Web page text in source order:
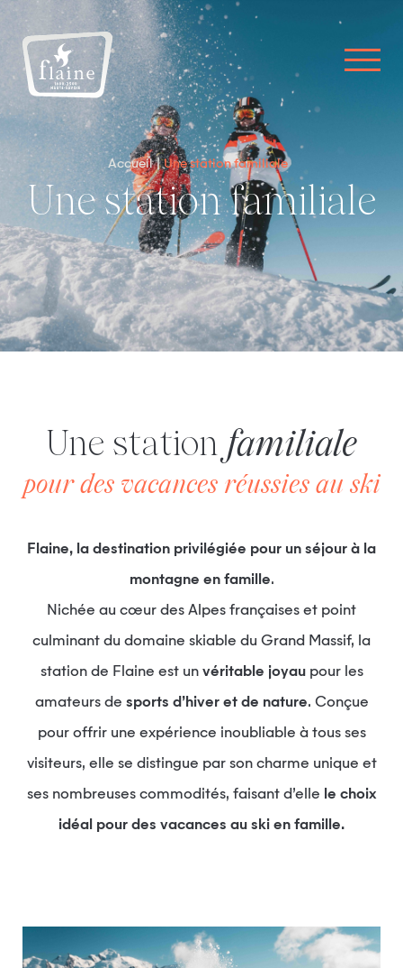
Accueil Une station familiale
Une station familiale
Une station familiale
pour des vacances réussies au ski
Flaine, la destination privilégiée pour un séjour à la
montagne en famille.
Nichée au cœur des Alpes françaises et point
culminant du domaine skiable du Grand Massif, la
station de Flaine est un véritable joyaupour les
amateurs de sports d’hiver et de nature. Conçue
pour offrir une expérience inoubliable à tous ses
visiteurs, elle se distingue par son charme unique et
ses nombreuses commodités, faisant d’elle le choix
idéal pour des vacances au ski en famille.